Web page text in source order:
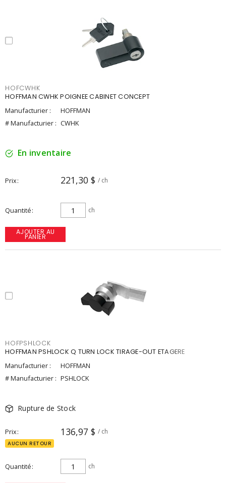
HOFCWHK
HOFFMAN CWHK POIGNEE CABINET CONCEPT
Manufacturier :
HOFFMAN
# Manufacturier : CWHK
En inventaire
Prix 221,30 $ / ch
Quantité ch
AJOUTER AU
PANIER
HOFPSHLOCK
HOFFMAN PSHLOCK Q TURN LOCK TIRAGE-OUT ETAGERE
Manufacturier :
HOFFMAN
# Manufacturier : PSHLOCK
Rupture de Stock
Prix 136,97 $ / ch
AUCUN RETOUR
Quantité ch